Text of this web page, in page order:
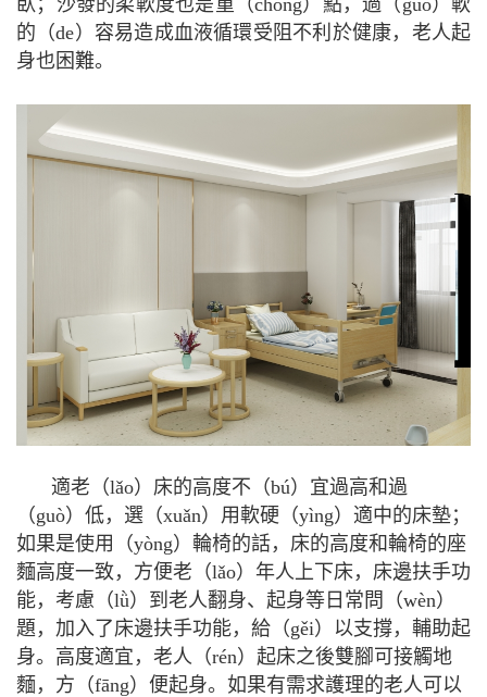
臥；沙發的柔軟度也是重（chóng）點，過（guò）軟
的（de）容易造成血液循環受阻不利於健康，老人起
身也困難。
適老（lǎo）床的高度不（bú）宜過高和過
（guò）低，選（xuǎn）用軟硬（yìng）適中的床墊；
如果是使用（yòng）輪椅的話，床的高度和輪椅的座
麵高度一致，方便老（lǎo）年人上下床，床邊扶手功
能，考慮（lǜ）到老人翻身、起身等日常問（wèn）
題，加入了床邊扶手功能，給（gěi）以支撐，輔助起
身。高度適宜，老人（rén）起床之後雙腳可接觸地
麵，方（fāng）便起身。如果有需求護理的老人可以